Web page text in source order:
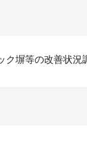
ク塀等の改善状況